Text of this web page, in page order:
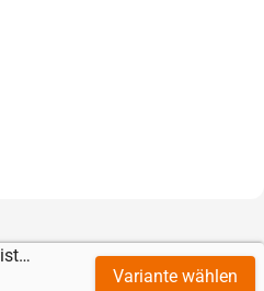
Gliederkeilriemen Power Twist Plus
Variante wählen